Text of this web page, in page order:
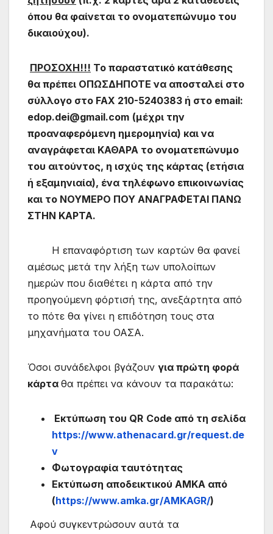
όπου θα φαίνεται το ονοματεπώνυμο του
δικαιούχου).
ΠΡΟΣΟΧΗ!!! Το παραστατικό κατάθεσης
θα πρέπει ΟΠΩΣΔΗΠΟΤΕ να αποσταλεί στο
σύλλογο στο FAX 210-5240383 ή στο email:
edop.dei@gmail.com (μέχρι την
προαναφερόμενη ημερομηνία) και να
αναγράφεται ΚΑΘΑΡΑ το ονοματεπώνυμο
του αιτούντος, η ισχύς της κάρτας (ετήσια
ή εξαμηνιαία), ένα τηλέφωνο επικοινωνίας
και το ΝΟΥΜΕΡΟ ΠΟΥ ΑΝΑΓΡΑΦΕΤΑΙ ΠΑΝΩ
ΣΤΗΝ ΚΑΡΤΑ.
Η επαναφόρτιση των καρτών θα φανεί
αμέσως μετά την λήξη των υπολοίπων
ημερών που διαθέτει η κάρτα από την
προηγούμενη φόρτισή της, ανεξάρτητα από
το πότε θα γίνει η επιδότηση τους στα
μηχανήματα του ΟΑΣΑ.
Όσοι συνάδελφοι βγάζουν για πρώτη φορά
κάρτα θα πρέπει να κάνουν τα παρακάτω:
Εκτύπωση του QR Code από τη σελίδα
https://www.athenacard.gr/request.de
v
Φωτογραφία ταυτότητας
Εκτύπωση αποδεικτικού ΑΜΚΑ από
(https://www.amka.gr/AMKAGR/)
Αφού συγκεντρώσουν αυτά τα